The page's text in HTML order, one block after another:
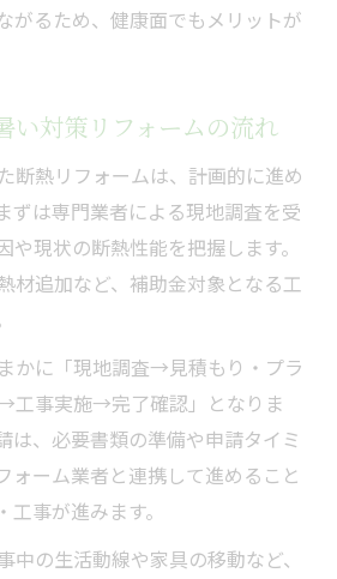
がるため、健康面でもメリットが
い対策リフォームの流れ
断熱リフォームは、計画的に進め
ずは専門業者による現地調査を受
や現状の断熱性能を把握します。
材追加など、補助金対象となる工
かに「現地調査→見積もり・プラ
工事実施→完了確認」となりま
は、必要書類の準備や申請タイミ
ォーム業者と連携して進めること
事が進みます。
中の生活動線や家具の移動など、